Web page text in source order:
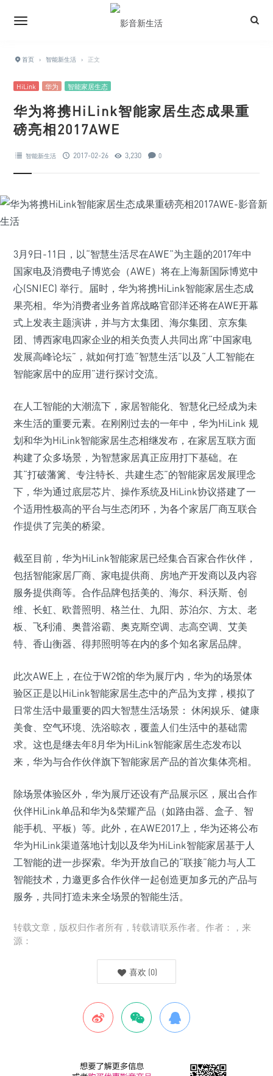
首页 › 智能新生活 › 正文
HiLink 华为 智能家居生态
华为将携HiLink智能家居生态成果重
磅亮相2017AWE
智能新生活 2017-02-26 3,230 0
3月9日-11日，以“智慧生活尽在AWE”为主题的2017年中
国家电及消费电子博览会（AWE）将在上海新国际博览中
心(SNIEC) 举行。届时，华为将携HiLink智能家居生态成
果亮相。华为消费者业务首席战略官邵洋还将在AWE开幕
式上发表主题演讲，并与方太集团、海尔集团、京东集
团、博西家电四家企业的相关负责人共同出席“中国家电
发展高峰论坛”，就如何打造“智慧生活”以及“人工智能在
智能家居中的应用”进行探讨交流。
在人工智能的大潮流下，家居智能化、智慧化已经成为未
来生活的重要元素。在刚刚过去的一年中，华为HiLink 规
划和华为HiLink智能家居生态相继发布，在家居互联方面
构建了众多场景，为智慧家居真正应用打下基础。在
其“打破藩篱、专注特长、共建生态”的智能家居发展理念
下，华为通过底层芯片、操作系统及HiLink协议搭建了一
个适用性极高的平台与生态闭环，为各个家居厂商互联合
作提供了完美的桥梁。
截至目前，华为HiLink智能家居已经集合百家合作伙伴，
包括智能家居厂商、家电提供商、房地产开发商以及内容
服务提供商等。合作品牌包括美的、海尔、科沃斯、创
维、长虹、欧普照明、格兰仕、九阳、苏泊尔、方太、老
板、飞利浦、奥普浴霸、奥克斯空调、志高空调、艾美
特、香山衡器、得邦照明等在内的多个知名家居品牌。
此次AWE上，在位于W2馆的华为展厅内，华为的场景体
验区正是以HiLink智能家居生态中的产品为支撑，模拟了
日常生活中最重要的四大智慧生活场景： 休闲娱乐、健康
美食、空气环境、洗浴晾衣，覆盖人们生活中的基础需
求。这也是继去年8月华为HiLink智能家居生态发布以
来，华为与合作伙伴旗下智能家居产品的首次集体亮相。
除场景体验区外，华为展厅还设有产品展示区，展出合作
伙伴HiLink单品和华为&荣耀产品（如路由器、盒子、智
能手机、平板）等。此外，在AWE2017上，华为还将公布
华为HiLink渠道落地计划以及华为HiLink智能家居基于人
工智能的进一步探索。华为开放自己的“联接”能力与人工
智能技术，力邀更多合作伙伴一起创造更加多元的产品与
服务，共同打造未来全场景的智能生活。
转载文章，版权归作者所有，转载请联系作者。作者：，来
源：
喜欢 (0)